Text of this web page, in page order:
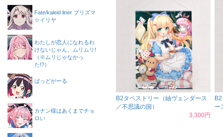
B2タペストリー（紬ヴェンダース
／不思議の国）
3,300円
ー
Fate/kaleid liner プリズマ
☆イリヤ
わたしが恋人になれるわ
けないじゃん、ムリムリ!
（※ムリじゃなかっ
た!?）
ばっどがーる
カナン様はあくまでチョ
ロい